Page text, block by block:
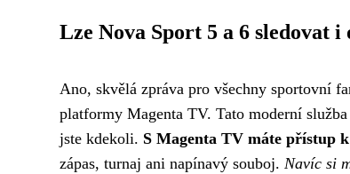
Lze Nova Sport 5 a 6 sledovat i
Ano, skvělá zpráva pro všechny sportovní
platformy Magenta TV. Tato moderní
jste kdekoli. S Magenta TV máte přístup
zápas, turnaj ani napínavý souboj. Navíc si